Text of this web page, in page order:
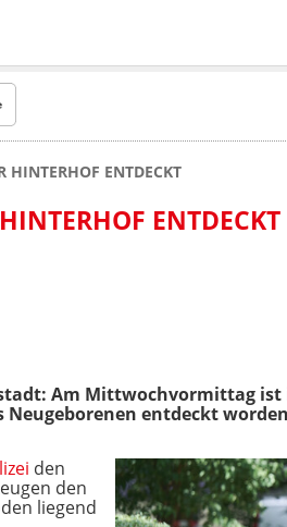
HINTERHOF ENTDECKT
ENTDECKT
Am Mittwochvormittag
Neugeborenen entdeckt
den
den
liegend